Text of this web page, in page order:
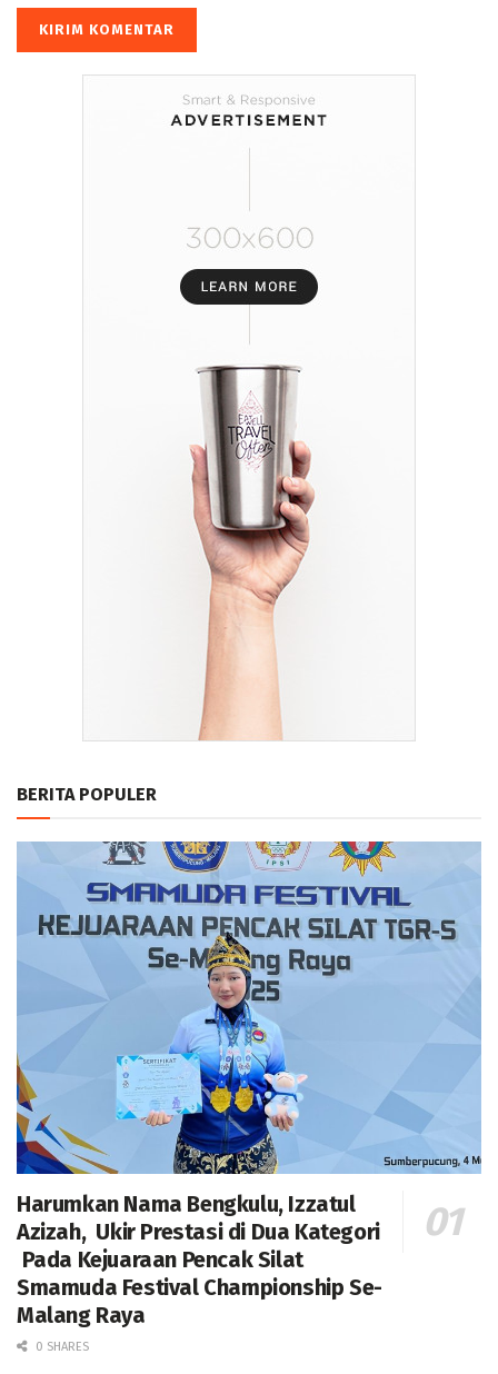
BERITA POPULER
Harumkan Nama Bengkulu, Izzatul
Azizah, Ukir Prestasi di Dua Kategori
Pada Kejuaraan Pencak Silat
Smamuda Festival Championship Se-
Malang Raya
0 SHARES